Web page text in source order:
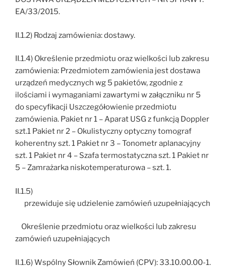
EA/33/2015.
II.1.2) Rodzaj zamówienia: dostawy.
II.1.4) Określenie przedmiotu oraz wielkości lub zakresu
zamówienia: Przedmiotem zamówienia jest dostawa
urządzeń medycznych wg 5 pakietów, zgodnie z
ilościami i wymaganiami zawartymi w załączniku nr 5
do specyfikacji Uszczegółowienie przedmiotu
zamówienia. Pakiet nr 1 – Aparat USG z funkcją Doppler
szt.1 Pakiet nr 2 – Okulistyczny optyczny tomograf
koherentny szt. 1 Pakiet nr 3 – Tonometr aplanacyjny
szt. 1 Pakiet nr 4 – Szafa termostatyczna szt. 1 Pakiet nr
5 – Zamrażarka niskotemperaturowa – szt. 1.
II.1.5)
przewiduje się udzielenie zamówień uzupełniających
Określenie przedmiotu oraz wielkości lub zakresu
zamówień uzupełniających
II.1.6) Wspólny Słownik Zamówień (CPV): 33.10.00.00-1.